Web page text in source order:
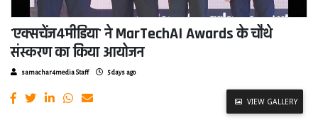
'एक्सचेंज4मीडिया' ने MarTechAI Awards के चौथे
संस्करण का किया आयोजन
samachar4media Staff 5 days ago
VIEW GALLERY